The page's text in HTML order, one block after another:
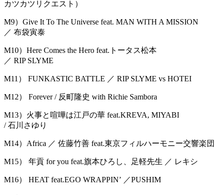
カツカツリクエスト）
M9）Give It To The Universe feat. MAN WITH A MISSION
／ 布袋寅泰
M10）Here Comes the Hero feat.トータス松本
／ RIP SLYME
M11） FUNKASTIC BATTLE ／ RIP SLYME vs HOTEI
M12） Forever / 反町隆史 with Richie Sambora
M13）火事と喧嘩は江戸の華 feat.KREVA, MIYABI
/ 石川さゆり
M14）Africa ／ 佐藤竹善 feat.東京フィルハーモニー交響楽団
M15） 年貢 for you feat.旗本ひろし、足軽先生 ／ レキシ
M16） HEAT feat.EGO WRAPPINʼ ／PUSHIM